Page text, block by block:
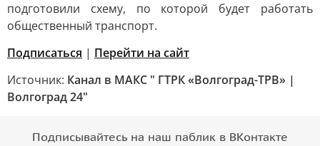
подготовили схему, по которой будет работать
общественный транспорт.
Подписаться | Перейти на сайт
Источник: Канал в МАКС " ГТРК «Волгоград-ТРВ» |
Волгоград 24"
Подписывайтесь на наш паблик в ВКонтакте